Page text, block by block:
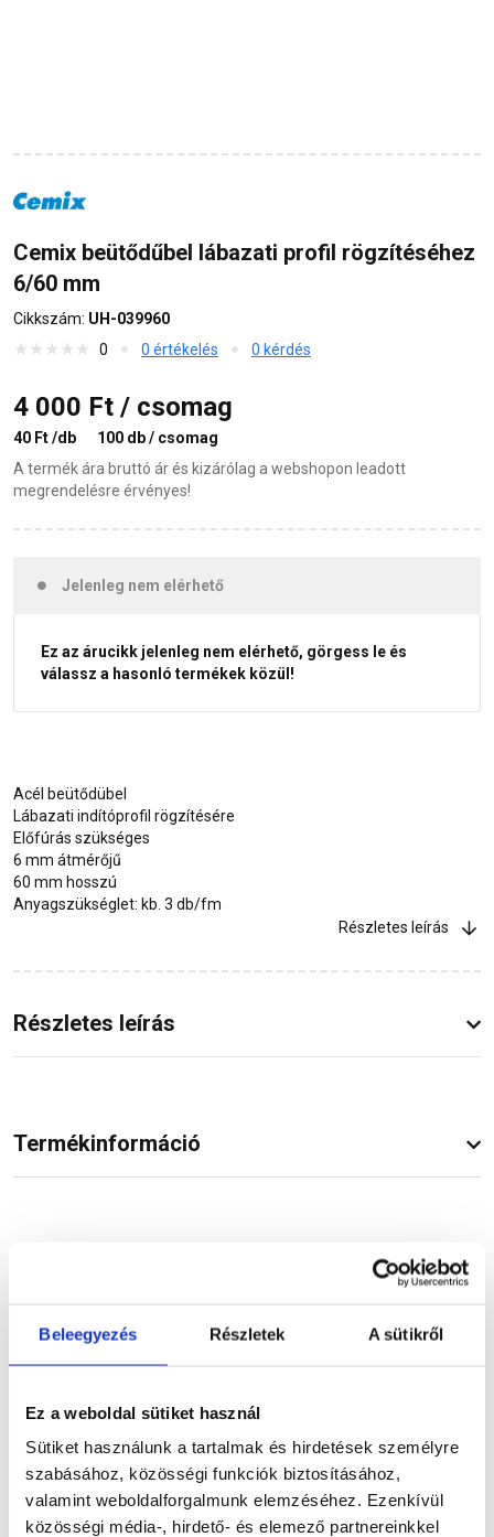
Beleegyezés Részletek A sütikről
Ez a weboldal sütiket használ
Sütiket használunk a tartalmak és hirdetések személyre
szabásához, közösségi funkciók biztosításához,
valamint weboldalforgalmunk elemzéséhez. Ezenkívül
közösségi média-, hirdető- és elemező partnereinkkel
Cemix beütődűbel lábazati profil rögzítéséhez
6/60 mm
Cikkszám: UH-039960
0
0 értékelés 0 kérdés
4 000 Ft / csomag
40 Ft /db
100 db / csomag
A termék ára bruttó ár és kizárólag a webshopon leadott
megrendelésre érvényes!
Jelenleg nem elérhető
Ez az árucikk jelenleg nem elérhető, görgess le és
válassz a hasonló termékek közül!
Acél beütődübel
Lábazati indítóprofil rögzítésére
Előfúrás szükséges
6 mm átmérőjű
60 mm hosszú
Anyagszükséglet: kb. 3 db/fm
Részletes leírás
Részletes leírás
Termékinformáció
Kapcsolódó cikkek